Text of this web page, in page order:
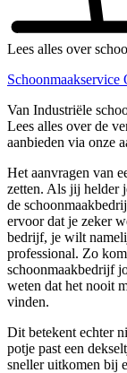
Lees alles over
Van Industriële
Lees alles over de
aanbieden via onze
Het aanvragen van
zetten. Als jij helder
de
ervoor dat je zeker
bedrijf, je wilt
professional. Zo
schoonmaakbedrijf
weten dat het nooit
vinden.
Dit betekent echter
potje past een
sneller uitkomen bij